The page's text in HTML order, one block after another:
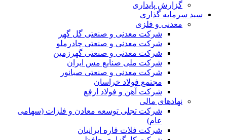
گزارش پایداری
سبد سرمایه گذاری
معدنی و فلزی
شرکت معدنی و صنعتی گل گهر
شرکت معدنی و صنعتی چادرملو
شرکت معدنی و صنعتی گهرزمین
شرکت ملی صنایع مس ایران
شرکت معدنی و صنعتی صبانور
مجتمع فولاد خراسان
شرکت آهن و فولاد ارفع
نهادهای مالی
شرکت تجلی توسعه معادن و فلزات (سهامی
عام)
شرکت فلات قاره ایرانیان